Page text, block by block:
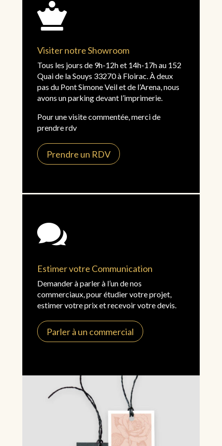

Visiter notre Showroom
Tous les jours de 9h-12h et 14h-17h au 152
Quai de la Souys 33270 à Floirac. À deux
pas du Pont Simone Veil et de l’Arena, nous
avons un parking devant l’imprimerie.
Pour une visite commentée, merci de
prendre rdv
Prendre un RDV

Estimer votre Communication
Demander à parler à l’un de nos
commerciaux, pour étudier votre projet,
estimer votre prix et recevoir votre devis.
Parler à un commercial